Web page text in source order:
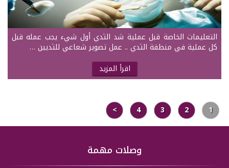
التعليمات الخاصة قبل عملية شد الثدي أول شيء يجب عمله قبل
كل عملية في منطقة الثدي .. عمل تصوير شعاعي للثديين …
اقرأ المزيد
1
2
3
4
>
وصلات مهمة